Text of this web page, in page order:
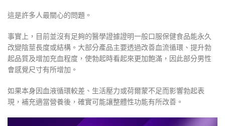
這是許多人最關心的問題。
事實上，目前並沒有足夠的醫學證據證明一般口服保健食品能永久
改變陰莖長度或結構。大部分產品主要透過改善血流循環、提升勃
起品質及增加充血程度，使勃起時看起來更加飽滿，因此部分男性
會感覺尺寸有所增加。
如果本身因血液循環較差、生活壓力或荷爾蒙不足而影響勃起表
現，補充適當營養後，確實可能讓整體性功能有所改善。